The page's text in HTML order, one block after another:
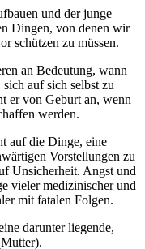
und der junge
Dingen, von denen wir
schützen zu müssen.
an Bedeutung, wann
auf sich selbst zu
er von Geburt an, wenn
werden.
auf die Dinge, eine
Vorstellungen zu
Unsicherheit. Angst und
vieler medizinischer und
mit fatalen Folgen.
darunter liegende,